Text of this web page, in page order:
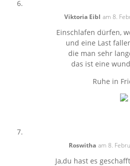
Viktoria Eibl am 8.
Einschlafen dürfen,
und eine Last
die man sehr
das ist eine
Ruhe in
Roswitha am 8.
Ja,du hast es